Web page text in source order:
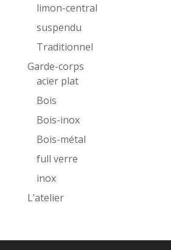
limon-central
suspendu
Traditionnel
Garde-corps
acier plat
Bois
Bois-inox
Bois-métal
full verre
inox
L’atelier